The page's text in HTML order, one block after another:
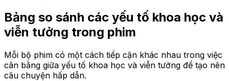
Bảng so sánh các yếu tố khoa học và
viễn tưởng trong phim
Mỗi bộ phim có một cách tiếp cận khác nhau trong việc
cân bằng giữa yếu tố khoa học và viễn tưởng để tạo nên
câu chuyện hấp dẫn.